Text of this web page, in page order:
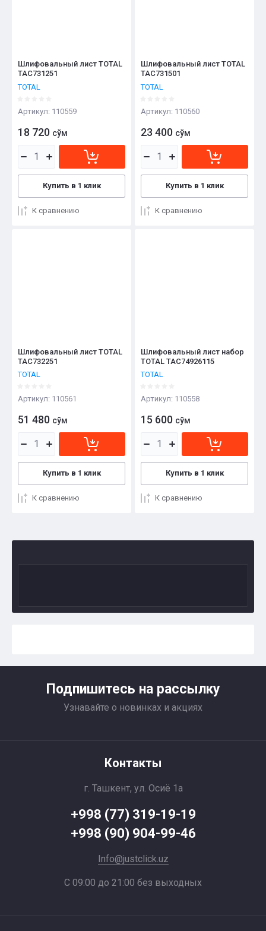
Шлифовальный лист TOTAL
TAC731251
TOTAL
Артикул: 110559
18 720 сўм
Купить в 1 клик
К сравнению
Шлифовальный лист TOTAL
TAC731501
TOTAL
Артикул: 110560
23 400 сўм
Купить в 1 клик
К сравнению
Шлифовальный лист TOTAL
TAC732251
TOTAL
Артикул: 110561
51 480 сўм
Купить в 1 клик
К сравнению
Шлифовальный лист набор
TOTAL TAC74926115
TOTAL
Артикул: 110558
15 600 сўм
Купить в 1 клик
К сравнению
Подпишитесь на рассылку
Узнавайте о новинках и акциях
Контакты
г. Ташкент, ул. Осиё 1a
+998 (77) 319-19-19
+998 (90) 904-99-46
Info@justclick.uz
С 09:00 до 21:00 без выходных